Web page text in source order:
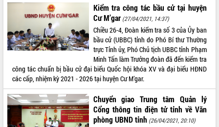
Nâng cao hiệu quả hoạt động của các
doanh nghiệp nhà nước
Hội nghị triển khai kết nối mạng
truyền số liệu chuyên dùng phục vụ cơ
quan Đảng, Nhà nước
Lễ phát động chuỗi hoạt động chung
tay làm sạch môi trường
Xã Ea Kar bước chuyển mình trong
công tác cải cách hành chính mô hình
mới
UBND tỉnh họp báo định kỳ tháng 4
năm 2026
Kiểm tra công tác bầu cử tại huyện
Cư M’gar (27/04/2021, 14:37)
Chiều 26-4, Đoàn kiểm tra số 3 của Ủy ban
bầu cử (UBBC) tỉnh do Phó Bí thư Thường
trực Tỉnh ủy, Phó Chủ tịch UBBC tỉnh Phạm
Minh Tấn làm Trưởng đoàn đã đến kiểm tra
công tác chuẩn bị bầu cử đại biểu Quốc hội khóa XV và đại biểu HĐND
các cấp, nhiệm kỳ 2021 - 2026 tại huyện Cư M’gar.
Chuyển giao Trung tâm Quản lý
Cổng thông tin điện tử tỉnh về Văn
phòng UBND tỉnh (26/04/2021, 20:10)